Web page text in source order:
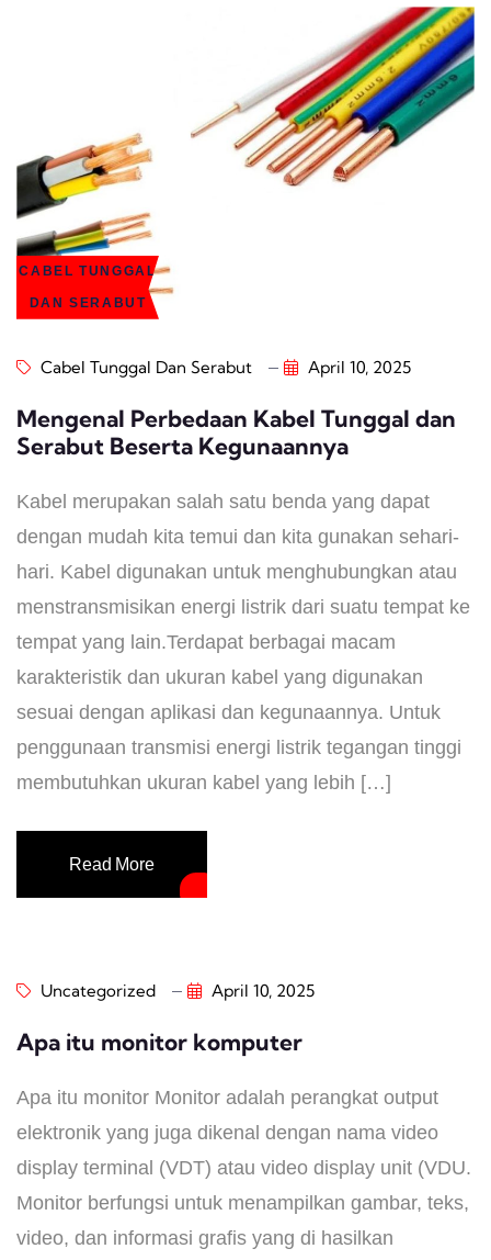
CABEL TUNGGAL
DAN SERABUT
Cabel Tunggal Dan Serabut April 10, 2025
Mengenal Perbedaan Kabel Tunggal dan
Serabut Beserta Kegunaannya
Kabel merupakan salah satu benda yang dapat
dengan mudah kita temui dan kita gunakan sehari-
hari. Kabel digunakan untuk menghubungkan atau
menstransmisikan energi listrik dari suatu tempat ke
tempat yang lain.Terdapat berbagai macam
karakteristik dan ukuran kabel yang digunakan
sesuai dengan aplikasi dan kegunaannya. Untuk
penggunaan transmisi energi listrik tegangan tinggi
membutuhkan ukuran kabel yang lebih […]
Read More
Uncategorized April 10, 2025
Apa itu monitor komputer
Apa itu monitor Monitor adalah perangkat output
elektronik yang juga dikenal dengan nama video
display terminal (VDT) atau video display unit (VDU.
Monitor berfungsi untuk menampilkan gambar, teks,
video, dan informasi grafis yang di hasilkan